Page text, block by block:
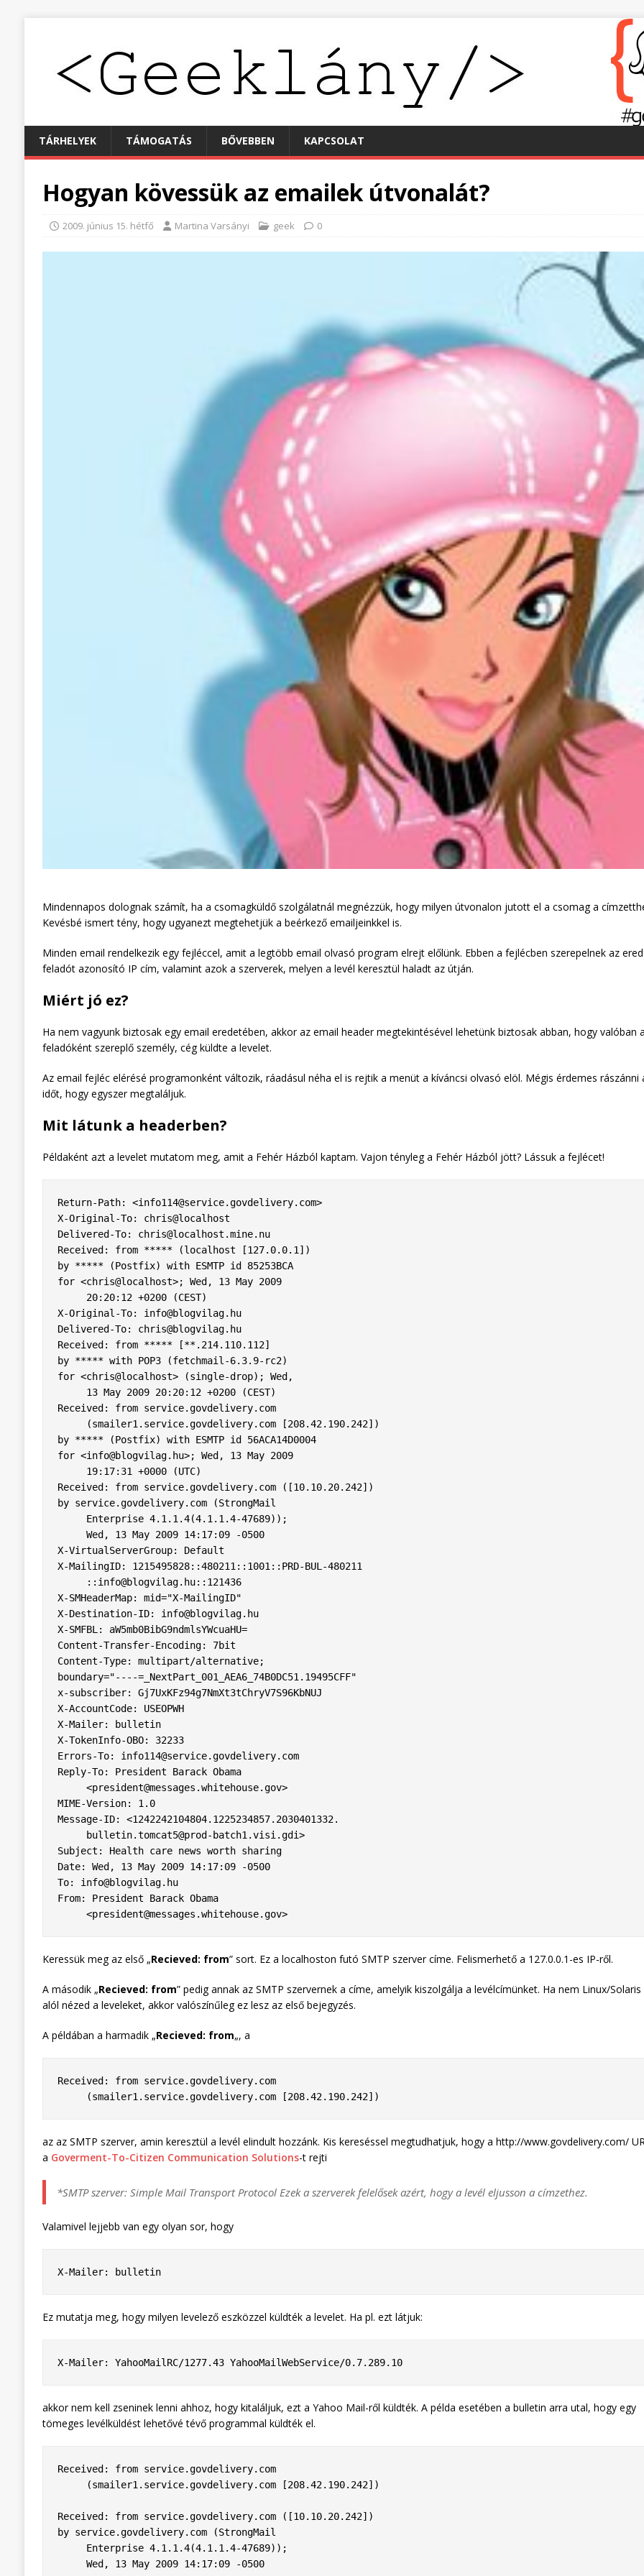
TÁRHELYEK TÁMOGATÁS BŐVEBBEN KAPCSOLAT
Hogyan kövessük az emailek útvonalát?
2009. június 15. hétfő Martina Varsányi geek 0
Mindennapos dolognak számít, ha a csomagküldő szolgálatnál megnézzük, hogy milyen útvonalon jutott el a csomag a
Kevésbé ismert tény, hogy ugyanezt megtehetjük a beérkező emailjeinkkel is.
Minden email rendelkezik egy fejléccel, amit a legtöbb email olvasó program elrejt előlünk. Ebben a fejlécben szerepelnek az
feladót azonosító IP cím, valamint azok a szerverek, melyen a levél keresztül haladt az útján.
Miért jó ez?
Ha nem vagyunk biztosak egy email eredetében, akkor az email header megtekintésével lehetünk biztosak abban, hogy valóban
feladóként szereplő személy, cég küldte a levelet.
Az email fejléc elérésé programonként változik, ráadásul néha el is rejtik a menüt a kíváncsi olvasó elöl. Mégis érdemes rászánni
időt, hogy egyszer megtaláljuk.
Mit látunk a headerben?
Példaként azt a levelet mutatom meg, amit a Fehér Házból kaptam. Vajon tényleg a Fehér Házból jött? Lássuk a fejlécet!
Return-Path: <info114@service.govdelivery.com>
X-Original-To: chris@localhost
Delivered-To: chris@localhost.mine.nu
Received: from ***** (localhost [127.0.0.1])
by ***** (Postfix) with ESMTP id 85253BCA
for <chris@localhost>; Wed, 13 May 2009
X-Original-To: info@blogvilag.hu
Delivered-To: chris@blogvilag.hu
Received: from ***** [**.214.110.112]
by ***** with POP3 (fetchmail-6.3.9-rc2)
for <chris@localhost> (single-drop); Wed,
Received: from service.govdelivery.com
by ***** (Postfix) with ESMTP id 56ACA14D0004
for <info@blogvilag.hu>; Wed, 13 May 2009
Received: from service.govdelivery.com ([10.10.20.242])
by service.govdelivery.com (StrongMail
X-VirtualServerGroup: Default
X-MailingID: 1215495828::480211::1001::PRD-BUL-480211
     ::
info@blogvilag.hu::121436
X-SMHeaderMap: mid="X-MailingID"
X-Destination-ID: info@blogvilag.hu
X-SMFBL: aW5mb0BibG9ndmlsYWcuaHU=
Content-Transfer-Encoding: 7bit
Content-Type: multipart/alternative;
boundary="----=_NextPart_001_AEA6_74B0DC51.19495CFF"
x-subscriber: Gj7UxKFz94g7NmXt3tChryV7S96KbNUJ
X-AccountCode: USEOPWH
X-Mailer: bulletin
X-TokenInfo-OBO: 32233
Errors-To: info114@service.govdelivery.com
Reply-To: President Barack Obama
     <
president@messages.whitehouse.gov>
MIME-Version: 1.0
Message-ID: <1242242104804.1225234857.2030401332.
bulletin.tomcat5@prod-batch1.visi.gdi>
Subject: Health care news worth sharing
Date: Wed, 13 May 2009 14:17:09 -0500
To: info@blogvilag.hu
From: President Barack Obama
     <
president@messages.whitehouse.gov>
Keressük meg az első „Recieved: from” sort. Ez a localhoston futó SMTP szerver címe. Felismerhető a 127.0.0.1-es IP-ről.
A második „Recieved: from” pedig annak az SMTP szervernek a címe, amelyik kiszolgálja a levélcímünket. Ha nem Linux/Solaris
alól nézed a leveleket, akkor valószínűleg ez lesz az első bejegyzés.
A példában a harmadik „Recieved: from„, a
Received: from service.govdelivery.com
     (smailer1.service.govdelivery.com [208.42.190.242])
az az SMTP szerver, amin keresztül a levél elindult hozzánk. Kis kereséssel megtudhatjuk, hogy a http://www.govdelivery.com/
a Goverment-To-Citizen Communication Solutions-t rejti
*SMTP szerver: Simple Mail Transport Protocol Ezek a szerverek felelősek azért, hogy a levél eljusson a címzethez.
Valamivel lejjebb van egy olyan sor, hogy
X-Mailer: bulletin
Ez mutatja meg, hogy milyen levelező eszközzel küldték a levelet. Ha pl. ezt látjuk:
X-Mailer: YahooMailRC/1277.43 YahooMailWebService/0.7.289.10
akkor nem kell zseninek lenni ahhoz, hogy kitaláljuk, ezt a Yahoo Mail-ről küldték. A példa esetében a bulletin arra utal, hogy egy
tömeges levélküldést lehetővé tévő programmal küldték el.
Received: from service.govdelivery.com
Received: from service.govdelivery.com ([10.10.20.242])
by service.govdelivery.com (StrongMail
     Wed, 13 May 2009 14:17:09 -0500